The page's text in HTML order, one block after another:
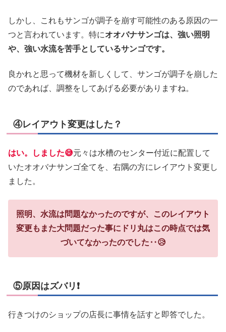
しかし、これもサンゴが調子を崩す可能性のある原因の一
つと言われています。特にオオバナサンゴは、強い照明
や、強い水流を苦手としているサンゴです。
良かれと思って機材を新しくして、サンゴが調子を崩した
のであれば、調整をしてあげる必要がありますね。
④レイアウト変更はした？
はい。しました😅元々は水槽のセンター付近に配置して
いたオオバナサンゴ全てを、右隅の方にレイアウト変更し
ました。
照明、水流は問題なかったのですが、このレイアウト
変更もまた大問題だった事にドリ丸はこの時点では気
づいてなかったのでした‥😥
⑤原因はズバリ❗
行きつけのショップの店長に事情を話すと即答でした。